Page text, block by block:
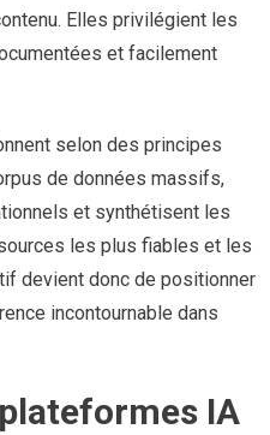
Elles privilégient les
et facilement
selon des principes
de données massifs,
et synthétisent les
les plus fiables et les
devient donc de positionner
incontournable dans
IA